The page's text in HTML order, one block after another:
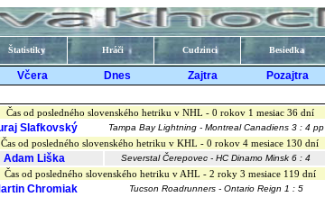
Štatistiky Hráči Cudzinci Besiedka
Včera Dnes Zajtra Pozajtra
Čas od posledného slovenského hetriku v NHL - 0 rokov 1 mesiac 36 dní
Slafkovský Tampa Bay Lightning - Montreal Canadiens 3 : 4 pp
Čas od posledného slovenského hetriku v KHL - 0 rokov 4 mesiace 130 dní
Adam Liška Severstal Čerepovec - HC Dinamo Minsk 6 : 4
Čas od posledného slovenského hetriku v AHL - 2 roky 3 mesiace 119 dní
Chromiak Tucson Roadrunners - Ontario Reign 1 : 5